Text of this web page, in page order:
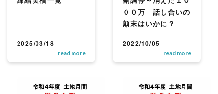
2025/03/18
read more
００万 話し合いの
顛末はいかに？
2022/10/05
read more